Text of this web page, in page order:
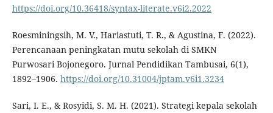
https://doi.org/10.36418/syntax-literate.v6i2.2022
Roesminingsih, M. V., Hariastuti, T. R., & Agustina, F. (2022).
Perencanaan peningkatan mutu sekolah di SMKN
Purwosari Bojonegoro. Jurnal Pendidikan Tambusai, 6(1),
1892–1906. https://doi.org/10.31004/jptam.v6i1.3234
Sari, I. E., & Rosyidi, S. M. H. (2021). Strategi kepala sekolah